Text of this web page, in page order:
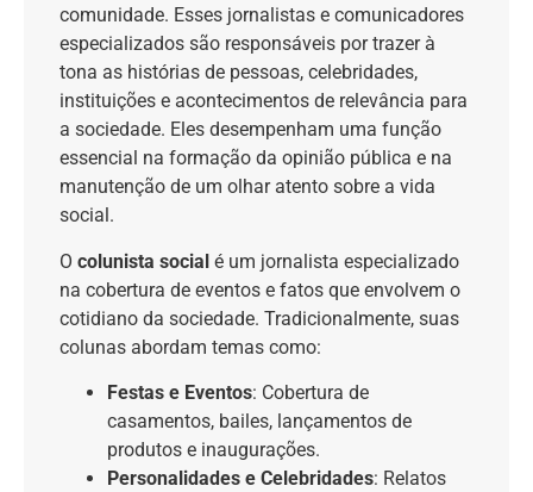
comunidade. Esses jornalistas e comunicadores
especializados são responsáveis por trazer à
tona as histórias de pessoas, celebridades,
instituições e acontecimentos de relevância para
a sociedade. Eles desempenham uma função
essencial na formação da opinião pública e na
manutenção de um olhar atento sobre a vida
social.
O colunista social é um jornalista especializado
na cobertura de eventos e fatos que envolvem o
cotidiano da sociedade. Tradicionalmente, suas
colunas abordam temas como:
Festas e Eventos: Cobertura de
casamentos, bailes, lançamentos de
produtos e inaugurações.
Personalidades e Celebridades: Relatos